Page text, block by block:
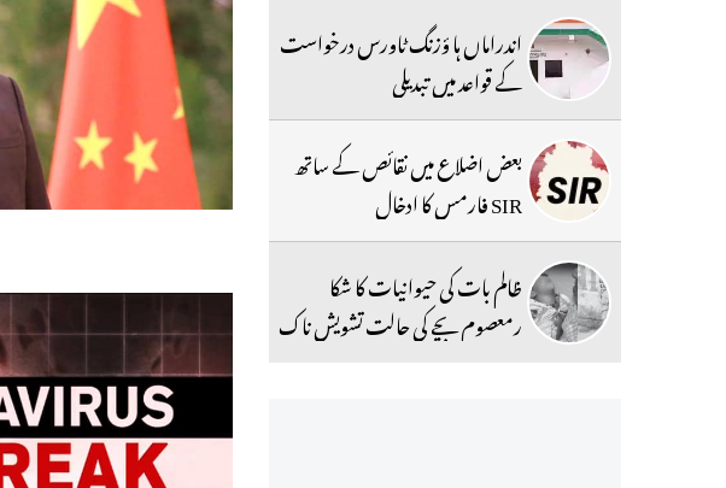
اندراماں ہا ؤزنگ ٹاورس درخواست
کے قواعد میں تبدیلی
بعض اضلاع میں نقائص کے ساتھ
SIR فارمس کا ادخال
ظالم بات کی حیوانیات کا شکا
رمعصوم بچے کی حالت تشویش ناک